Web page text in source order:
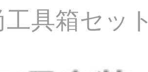
具箱セット